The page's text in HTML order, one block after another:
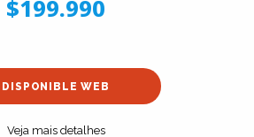
$199.990
DISPONIBLE WEB
Veja mais detalhes